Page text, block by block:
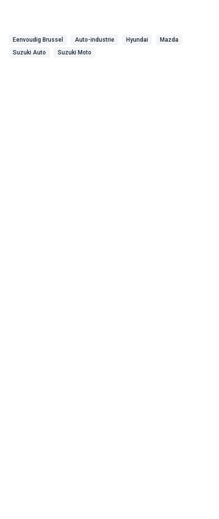
Eenvoudig Brussel Auto-industrie Hyundai
Mazda
Suzuki Auto
Suzuki Moto